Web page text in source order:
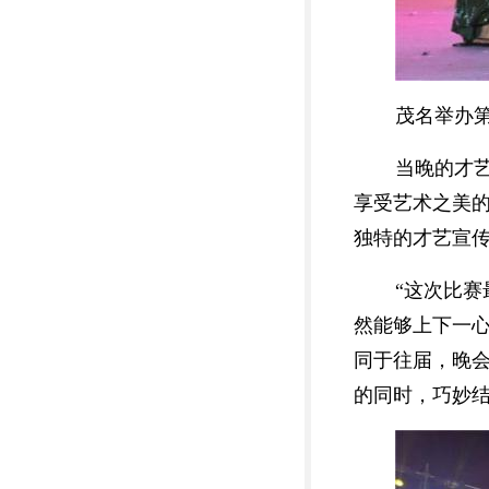
茂名举办
当晚的才
享受艺术之美
独特的才艺宣
“这次比
然能够上下一
同于往届，晚
的同时，巧妙